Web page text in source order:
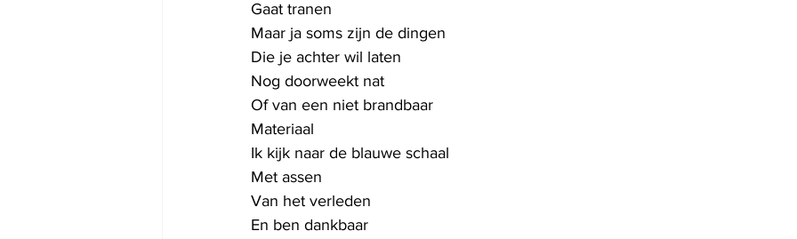
Gaat tranen
Maar ja soms zijn de dingen
Die je achter wil laten
Nog doorweekt nat
Of van een niet brandbaar
Materiaal
Ik kijk naar de blauwe schaal
Met assen
Van het verleden
En ben dankbaar